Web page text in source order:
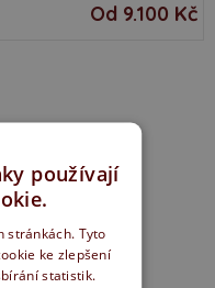
Od 9.100 Kč
používají
stránkách. Tyto
ke zlepšení
statistik.